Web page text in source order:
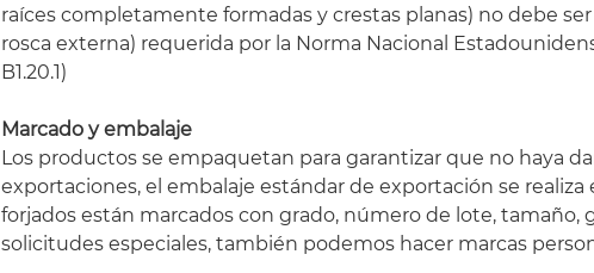
raíces completamente formadas y crestas planas) no debe
rosca externa) requerida por la Norma Nacional
B1.20.1)
Marcado y embalaje
Los productos se empaquetan para garantizar que no haya
exportaciones, el embalaje estándar de exportación se realiza
forjados están marcados con grado, número de lote, tamaño,
solicitudes especiales, también podemos hacer marcas